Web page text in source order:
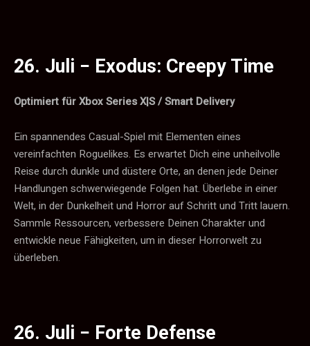
26. Juli − Exodus: Creepy Time
Optimiert für Xbox Series X|S / Smart Delivery
Ein spannendes Casual-Spiel mit Elementen eines
vereinfachten Roguelikes. Es erwartet Dich eine unheilvolle
Reise durch dunkle und düstere Orte, an denen jede Deiner
Handlungen schwerwiegende Folgen hat. Überlebe in einer
Welt, in der Dunkelheit und Horror auf Schritt und Tritt lauern.
Sammle Ressourcen, verbessere Deinen Charakter und
entwickle neue Fähigkeiten, um in dieser Horrorwelt zu
überleben.
26. Juli − Forte Defense